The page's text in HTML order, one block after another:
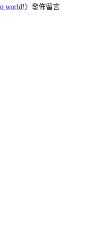
world!〉發佈留言